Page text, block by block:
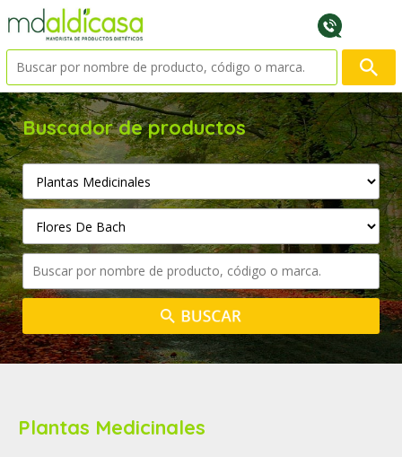
Buscador de productos
Plantas Medicinales